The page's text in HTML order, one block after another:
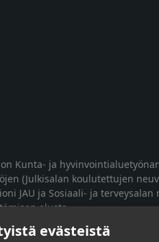
Kunta- ja
(Julkisalan koulutettujen
JAU ja Sosiaali- ja
alusta.
evästeistä